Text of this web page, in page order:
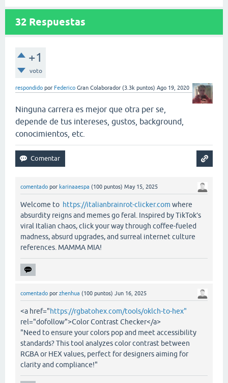
32 Respuestas
+1
voto
respondido por Federico Gran Colaborador (3.3k puntos) Ago 19, 2020
Ninguna carrera es mejor que otra per se,
depende de tus intereses, gustos, background,
conocimientos, etc.
comentado por karinaaespa (100 puntos) May 15, 2025
Welcome to https://italianbrainrot-clicker.com where
absurdity reigns and memes go feral. Inspired by TikTok’s
viral Italian chaos, click your way through coffee-fueled
madness, absurd upgrades, and surreal internet culture
references. MAMMA MIA!
comentado por zhenhua (100 puntos) Jun 16, 2025
<a href="https://rgbatohex.com/tools/oklch-to-hex"
rel="dofollow">Color Contrast Checker</a>
"Need to ensure your colors pop and meet accessibility
standards? This tool analyzes color contrast between
RGBA or HEX values, perfect for designers aiming for
clarity and compliance!"